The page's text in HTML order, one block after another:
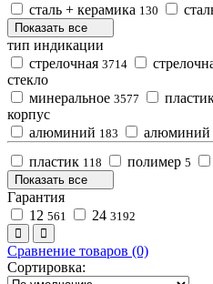
сталь + керамика 130
Показать все
тип индикации
стрелочная 3714
стекло
минеральное 3577
корпус
алюминий 183 алюминий
пластик 118 полимер 5
Показать все
Гарантия
12 561 24 3192
Сравнение товаров (0)
Сортировка: